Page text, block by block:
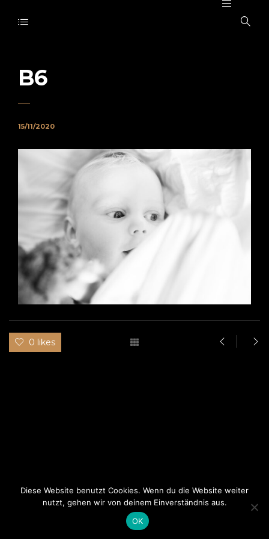
B6
15/11/2020
0 likes
© Promo-themes, 2019. All Rights Reserved.
This website uses cookies to improve your experience.
Diese Website benutzt Cookies. Wenn du die Website weiter
nutzt, gehen wir von deinem Einverständnis aus.
OK